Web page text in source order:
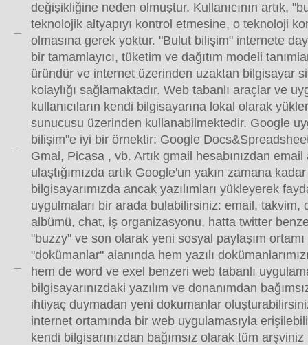
değişikliğine neden olmuştur. Kullanıcının artık,
teknolojik altyapıyı kontrol etmesine, o teknoloji
olmasına gerek yoktur. "Bulut bilişim" internete
bir tamamlayıcı, tüketim ve dağıtım modeli
üründür ve internet üzerinden uzaktan bilgisayar
kolaylığı sağlamaktadır. Web tabanlı araçlar ve
kullanıcıların kendi bilgisayarına lokal olarak
sunucusu üzerinden kullanabilmektedir. Google
bilişim"e iyi bir örnektir: Google
Gmal, Picasa , vb. Artık gmail hesabınızdan
ulaştığımızda artık Google'un yakın zamana
bilgisayarımızda ancak yazılımları yükleyerek
uygulmaları bir arada bulabilirsiniz: email, takvim,
albümü, chat, iş organizasyonu, hatta twitter
"buzzy" ve son olarak yeni sosyal paylaşım
"dokümanlar" alanında hem yazılı
hem de word ve exel benzeri web tabanlı
bilgisayarınızdaki yazılım ve donanımdan
ihtiyaç duymadan yeni dokumanlar
internet ortamında bir web uygulamasıyla
kendi bilgisarınızdan bağımsız olarak tüm